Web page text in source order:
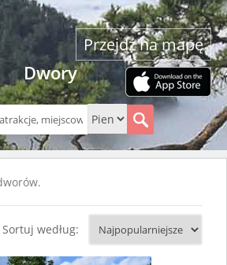
Dwory
Przejdź na mapę
Sortuj według: